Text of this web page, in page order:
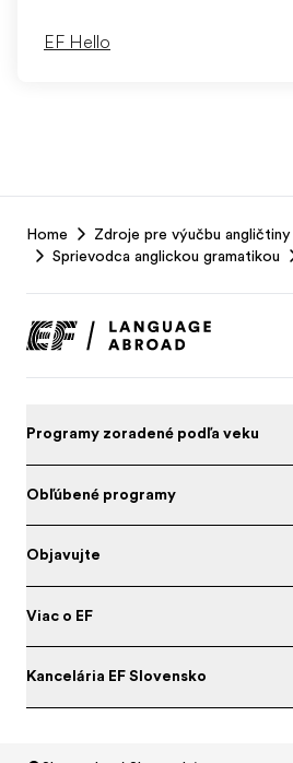
EF Hello
Footer
Home
Zdroje pre výučbu angličtiny
Sprievodca anglickou gramatikou
Programy zoradené podľa veku
Obľúbené programy
Objavujte
Viac o EF
Kancelária EF Slovensko